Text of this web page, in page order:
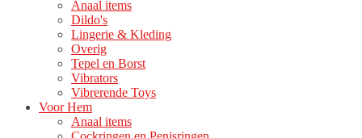
Anaal items
Dildo's
Lingerie & Kleding
Overig
Tepel en Borst
Vibrators
Vibrerende Toys
Voor Hem
Anaal items